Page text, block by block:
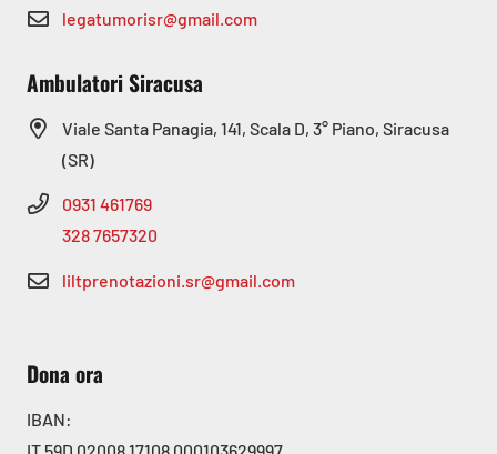
legatumorisr@gmail.com
Ambulatori Siracusa
Viale Santa Panagia, 141, Scala D, 3° Piano, Siracusa
(SR)
0931 461769
328 7657320
liltprenotazioni.sr@gmail.com
Dona ora
IBAN: